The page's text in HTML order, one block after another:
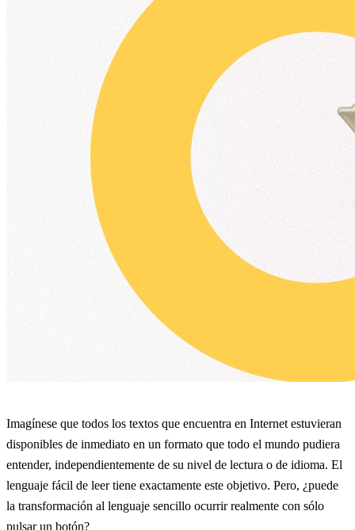
Imagínese que todos los textos que encuentra en Internet estuvieran
disponibles de inmediato en un formato que todo el mundo pudiera
entender, independientemente de su nivel de lectura o de idioma. El
lenguaje fácil de leer tiene exactamente este objetivo. Pero, ¿puede
la transformación al lenguaje sencillo ocurrir realmente con sólo
pulsar un botón?